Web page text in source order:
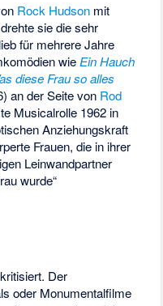
Rock Hudson mit
sie die sehr
für mehrere Jahre
wie Ein Hauch
diese Frau so alles
an der Seite von Rod
Musicalrolle 1962 in
Anziehungskraft
Frauen, die in ihrer
Leinwandpartner
wurde“
Der
oder Monumentalfilme